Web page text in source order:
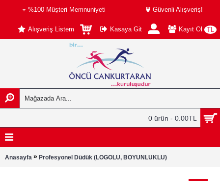
%100 Müşteri Memnuniyeti Güvenli Alışveriş!
TL
Alışveriş Listem Kasaya Git Kayıt Ol
0 ürün - 0.00TL
Anasayfa » Profesyonel Düdük (LOGOLU, BOYUNLUKLU)